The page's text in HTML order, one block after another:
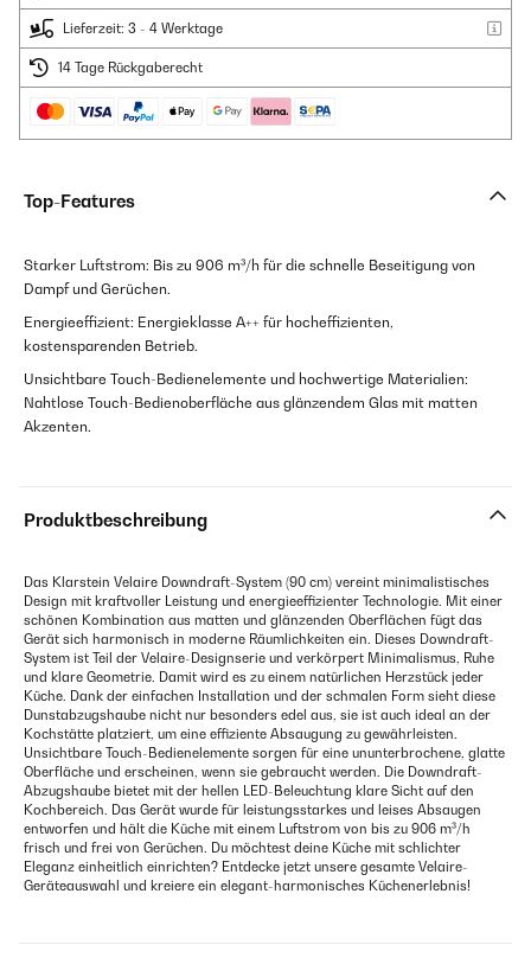
Lieferzeit: 3 - 4 Werktage
14 Tage Rückgaberecht
Top-Features
Starker Luftstrom: Bis zu 906 m³/h für die schnelle Beseitigung von
Dampf und Gerüchen.
Energieeffizient: Energieklasse A++ für hocheffizienten,
kostensparenden Betrieb.
Unsichtbare Touch-Bedienelemente und hochwertige Materialien:
Nahtlose Touch-Bedienoberfläche aus glänzendem Glas mit matten
Akzenten.
Produktbeschreibung
Das Klarstein Velaire Downdraft-System (90 cm) vereint minimalistisches
Design mit kraftvoller Leistung und energieeffizienter Technologie. Mit einer
schönen Kombination aus matten und glänzenden Oberflächen fügt das
Gerät sich harmonisch in moderne Räumlichkeiten ein. Dieses Downdraft-
System ist Teil der Velaire-Designserie und verkörpert Minimalismus, Ruhe
und klare Geometrie. Damit wird es zu einem natürlichen Herzstück jeder
Küche. Dank der einfachen Installation und der schmalen Form sieht diese
Dunstabzugshaube nicht nur besonders edel aus, sie ist auch ideal an der
Kochstätte platziert, um eine effiziente Absaugung zu gewährleisten.
Unsichtbare Touch-Bedienelemente sorgen für eine ununterbrochene, glatte
Oberfläche und erscheinen, wenn sie gebraucht werden. Die Downdraft-
Abzugshaube bietet mit der hellen LED-Beleuchtung klare Sicht auf den
Kochbereich. Das Gerät wurde für leistungsstarkes und leises Absaugen
entworfen und hält die Küche mit einem Luftstrom von bis zu 906 m³/h
frisch und frei von Gerüchen. Du möchtest deine Küche mit schlichter
Eleganz einheitlich einrichten? Entdecke jetzt unsere gesamte Velaire-
Geräteauswahl und kreiere ein elegant-harmonisches Küchenerlebnis!